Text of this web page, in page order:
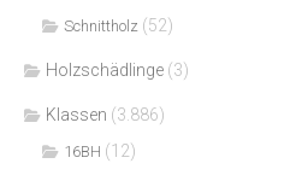
Schnittholz (52)
Holzschädlinge (3)
Klassen (3.886)
16BH (12)